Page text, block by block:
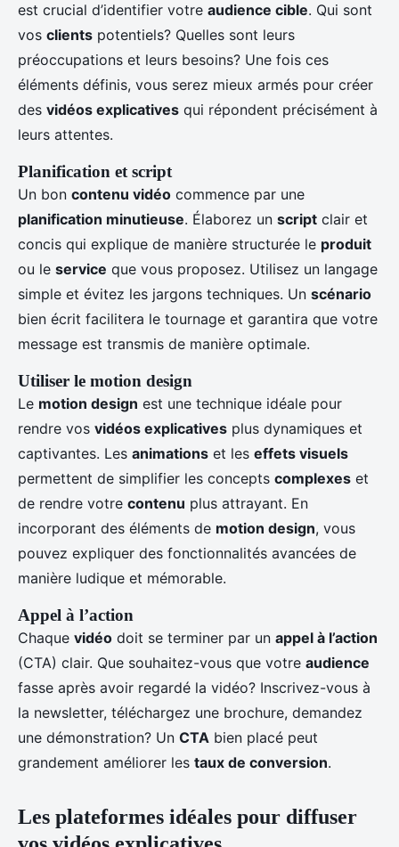
est crucial d’identifier votre audience cible. Qui sont
vos clients potentiels? Quelles sont leurs
préoccupations et leurs besoins? Une fois ces
éléments définis, vous serez mieux armés pour créer
des vidéos explicatives qui répondent précisément à
leurs attentes.
Planification et script
Un bon contenu vidéo commence par une
planification minutieuse. Élaborez un script clair et
concis qui explique de manière structurée le produit
ou le service que vous proposez. Utilisez un langage
simple et évitez les jargons techniques. Un scénario
bien écrit facilitera le tournage et garantira que votre
message est transmis de manière optimale.
Utiliser le motion design
Le motion design est une technique idéale pour
rendre vos vidéos explicatives plus dynamiques et
captivantes. Les animations et les effets visuels
permettent de simplifier les concepts complexes et
de rendre votre contenu plus attrayant. En
incorporant des éléments de motion design, vous
pouvez expliquer des fonctionnalités avancées de
manière ludique et mémorable.
Appel à l’action
Chaque vidéo doit se terminer par un appel à l’action
(CTA) clair. Que souhaitez-vous que votre audience
fasse après avoir regardé la vidéo? Inscrivez-vous à
la newsletter, téléchargez une brochure, demandez
une démonstration? Un CTA bien placé peut
grandement améliorer les taux de conversion.
Les plateformes idéales pour diffuser